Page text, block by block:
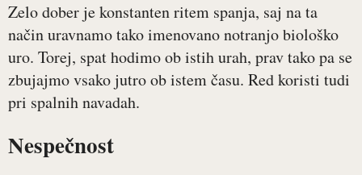
Zelo dober je konstanten ritem spanja, saj na ta
način uravnamo tako imenovano notranjo biološko
uro. Torej, spat hodimo ob istih urah, prav tako pa se
zbujajmo vsako jutro ob istem času. Red koristi tudi
pri spalnih navadah.
Nespečnost